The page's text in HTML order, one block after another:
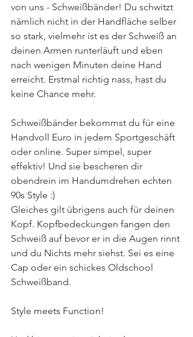
von uns - Schweißbänder! Du schwitzt
nämlich nicht in der Handfläche selber
so stark, vielmehr ist es der Schweiß an
deinen Armen runterläuft und eben
nach wenigen Minuten deine Hand
erreicht. Erstmal richtig nass, hast du
keine Chance mehr.
Schweißbänder bekommst du für eine
Handvoll Euro in jedem Sportgeschäft
oder online. Super simpel, super
effektiv! Und sie bescheren dir
obendrein im Handumdrehen echten
90s Style :)
Gleiches gilt übrigens auch für deinen
Kopf. Kopfbedeckungen fangen den
Schweiß auf bevor er in die Augen rinnt
und du Nichts mehr siehst. Sei es eine
Cap oder ein schickes Oldschool
Schweißband.
Style meets Function!